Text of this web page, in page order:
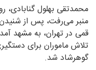
منبر می‌رفت، پس از
قمی در تهران، به مشهد
تلاش ماموران برای
گوهرشاد شد.